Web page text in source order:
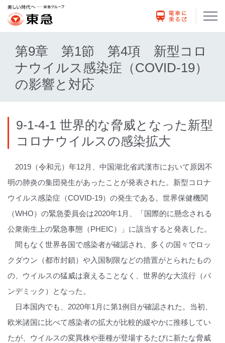
第9章 第1節 第4項 新型コロ
ナウイルス感染症（COVID-19）
の影響と対応
9-1-4-1 世界的な脅威となった新型
コロナウイルスの感染拡大
2019（令和元）年12月、中国湖北省武漢市において原因不
明の肺炎の集団発生があったことが発表された。新型コロナ
ウイルス感染症（COVID-19）の発生である。世界保健機関
（WHO）の緊急委員会は2020年1月、「国際的に懸念される
公衆衛生上の緊急事態（PHEIC）」に該当すると発表した。
間もなく世界各国で感染者が確認され、多くの国々でロッ
クダウン（都市封鎖）や入国制限などの措置がとられたもの
の、ウイルスの猛威は衰えることなく、世界的な大流行（パ
ンデミック）となった。
日本国内でも、2020年1月に第1例目が確認された。当初、
欧米諸国に比べて感染者の拡大が比較的緩やかに推移してい
たが、ウイルスの変異株や亜種が登場するたびに新たな脅威